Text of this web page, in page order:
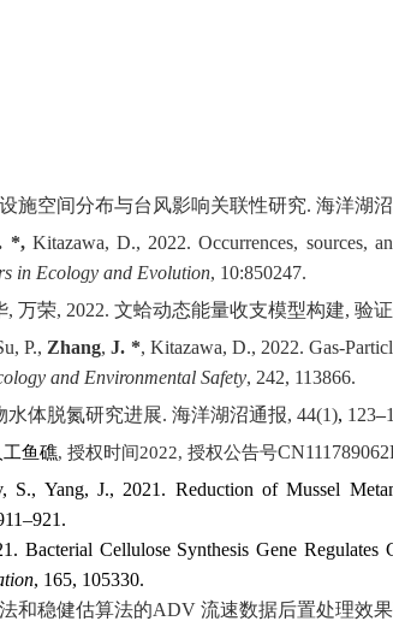
施空间分布与台风影响关联性研究. 海洋湖
*,Kitazawa, D., 2022. Occurrences, sources,
in Ecology and Evolution, 10:850247.
, 万荣, 2022. 文蛤动态能量收支模型构建, 验
P., Zhang,J. *, Kitazawa, D., 2022. Gas-
and Environmental Safety, 242, 113866.
水体脱氮研究进展. 海洋湖沼通报, 44(1), 123–
鱼礁, 授权时间2022, 授权公告号
Yang, J., 2021. Reduction of Mussel
.
Bacterial Cellulose Synthesis Gene
, 165, 105330.
和稳健估算法的ADV 流速数据后置处理效